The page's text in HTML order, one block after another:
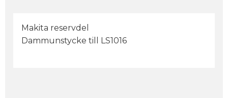
Makita reservdel
Dammunstycke till LS1016